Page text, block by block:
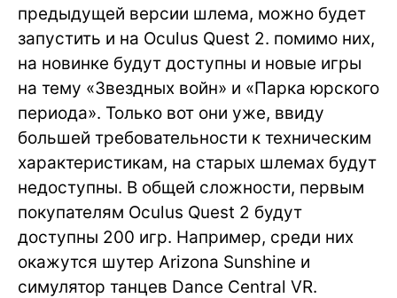
предыдущей версии шлема, можно будет
запустить и на Oculus Quest 2. помимо них,
на новинке будут доступны и новые игры
на тему «Звездных войн» и «Парка юрского
периода». Только вот они уже, ввиду
большей требовательности к техническим
характеристикам, на старых шлемах будут
недоступны. В общей сложности, первым
покупателям Oculus Quest 2 будут
доступны 200 игр. Например, среди них
окажутся шутер Arizona Sunshine и
симулятор танцев Dance Central VR.